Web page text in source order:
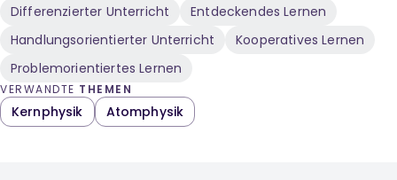
Differenzierter Unterricht
Entdeckendes Lernen
Handlungsorientierter Unterricht
Kooperatives Lernen
Problemorientiertes Lernen
VERWANDTE THEMEN
Kernphysik Atomphysik